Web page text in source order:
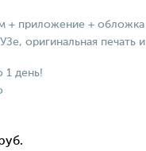
+ приложение + обложка
оригинальная печать и
1 день!